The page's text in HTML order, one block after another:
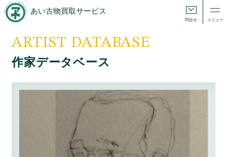
あい古物買取サービス
問合せ メニュー
ARTIST DATABASE
作家データベース